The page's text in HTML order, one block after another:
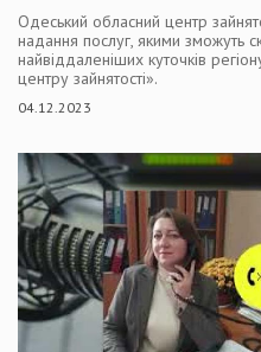
Одеський обласний центр
надання послуг, якими зможуть
найвіддаленіших куточків
центру зайнятості».
04.12.2023